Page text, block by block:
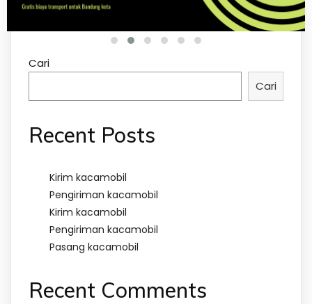
Cari
Cari
Recent Posts
Kirim kacamobil
Pengiriman kacamobil
Kirim kacamobil
Pengiriman kacamobil
Pasang kacamobil
Recent Comments